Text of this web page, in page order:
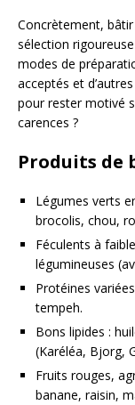
Concrètement,
sélection
modes de
acceptés et
pour rester motivé
carences ?
Produits de
Légumes verts
brocolis, chou,
Féculents à
légumineuses
Protéines
tempeh.
Bons lipides :
(Karéléa, Bjorg,
Fruits rouges,
banane, raisin,